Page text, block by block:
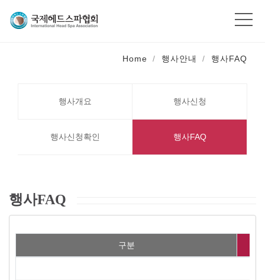
Home 행사안내 행사FAQ
행사개요 행사신청
행사신청확인 행사FAQ
행사FAQ
구분